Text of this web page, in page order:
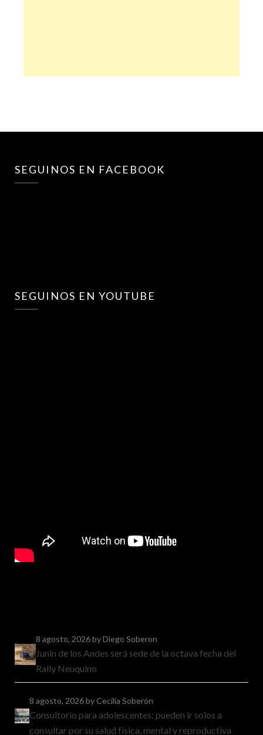
SEGUINOS EN FACEBOOK
SEGUINOS EN YOUTUBE
8 agosto, 2026by Diego Soberon
Junín de los Andes será sede de la octava fecha del
Rally Neuquino
8 agosto, 2026by Cecilia Soberón
Consultorio para adolescentes: pueden ir solos a
consultar por su salud física, mental y reproductiva